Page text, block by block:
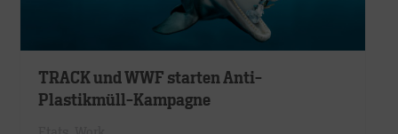
TRACK und WWF starten Anti-
Plastikmüll-Kampagne